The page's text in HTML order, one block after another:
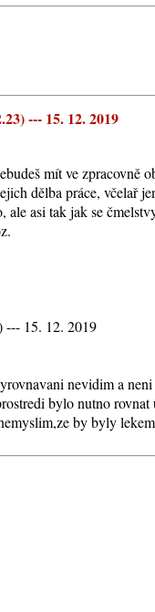
--- 15. 12. 2019
mít ve zpracovně
dělba práce, včelař
ale asi tak jak se
--- 15. 12. 2019
nevidim a
bylo nutno rovnat
by byly